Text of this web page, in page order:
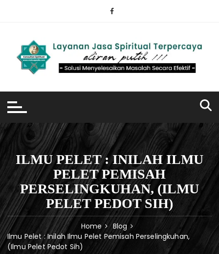
ILMU PELET : INILAH ILMU
PELET PEMISAH
PERSELINGKUHAN, (ILMU
PELET PEDOT SIH)
Home
Blog
Ilmu Pelet : Inilah Ilmu Pelet Pemisah Perselingkuhan,
(Ilmu Pelet Pedot Sih)